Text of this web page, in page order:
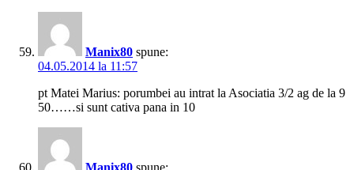
Manix80 spune:
04.05.2014 la 11:57
pt Matei Marius: porumbei au intrat la Asociatia 3/2 ag de la 9
50……si sunt cativa pana in 10